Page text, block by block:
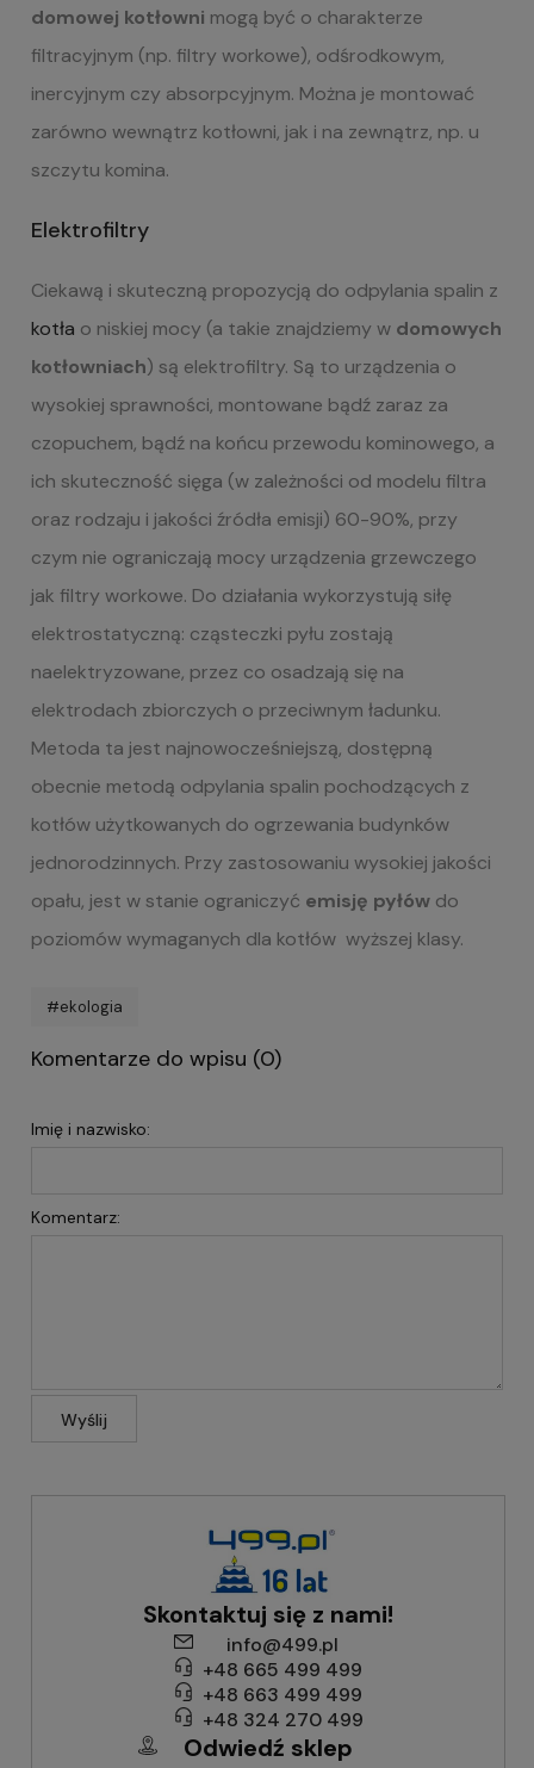
domowej kotłowni mogą być o charakterze
filtracyjnym (np. filtry workowe), odśrodkowym,
inercyjnym czy absorpcyjnym. Można je montować
zarówno wewnątrz kotłowni, jak i na zewnątrz, np. u
szczytu komina.
Elektrofiltry
Ciekawą i skuteczną propozycją do odpylania spalin z
kotła o niskiej mocy (a takie znajdziemy w domowych
kotłowniach) są elektrofiltry. Są to urządzenia o
wysokiej sprawności, montowane bądź zaraz za
czopuchem, bądź na końcu przewodu kominowego, a
ich skuteczność sięga (w zależności od modelu filtra
oraz rodzaju i jakości źródła emisji) 60-90%, przy
czym nie ograniczają mocy urządzenia grzewczego
jak filtry workowe. Do działania wykorzystują siłę
elektrostatyczną: cząsteczki pyłu zostają
naelektryzowane, przez co osadzają się na
elektrodach zbiorczych o przeciwnym ładunku.
Metoda ta jest najnowocześniejszą, dostępną
obecnie metodą odpylania spalin pochodzących z
kotłów użytkowanych do ogrzewania budynków
jednorodzinnych. Przy zastosowaniu wysokiej jakości
opału, jest w stanie ograniczyć emisję pyłów do
poziomów wymaganych dla kotłów wyższej klasy.
#ekologia
Komentarze do wpisu (0)
Imię i nazwisko:
Komentarz:
Wyślij
Skontaktuj się z nami!
info@499.pl
+48 665 499 499
+48 663 499 499
+48 324 270 499
Odwiedź sklep